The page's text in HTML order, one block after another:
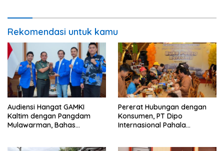
Rekomendasi untuk kamu
Audiensi Hangat GAMKI
Kaltim dengan Pangdam
Mulawarman, Bahas
Pererat Hubungan dengan
Konsumen, PT Dipo
Internasional Pahala